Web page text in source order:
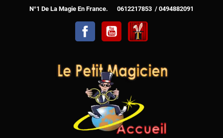
N°1 De La Magie En France. 0612217853 / 0494882091
Facebook YouTube